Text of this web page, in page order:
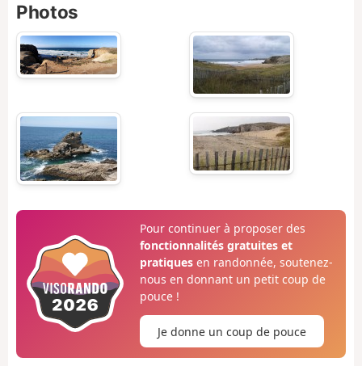
Photos
Pour continuer à proposer des
fonctionnalités gratuites et
pratiquesen randonnée, soutenez-
nous en donnant un petit coup de
pouce !
Je donne un coup de pouce